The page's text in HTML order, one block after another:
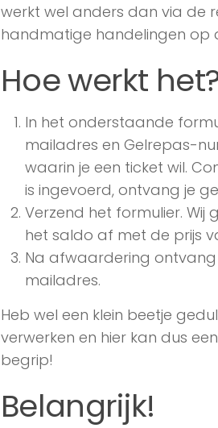
werkt wel anders dan via de
handmatige handelingen op
Hoe werkt
In het onderstaande
mailadres en Gelrepas-
waarin je een ticket wil.
is ingevoerd, ontvang je
Verzend het formulier.
het saldo af met de prijs
Na afwaardering
mailadres.
Heb wel een klein beetje
verwerken en hier kan dus
begrip!
Belangrijk!